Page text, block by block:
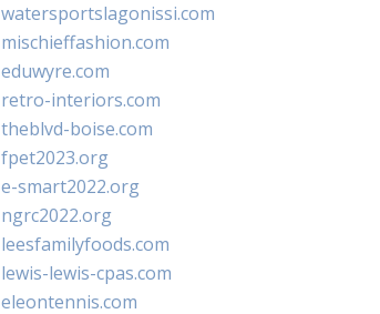
watersportslagonissi.com
mischieffashion.com
eduwyre.com
retro-interiors.com
theblvd-boise.com
fpet2023.org
e-smart2022.org
ngrc2022.org
leesfamilyfoods.com
lewis-lewis-cpas.com
eleontennis.com